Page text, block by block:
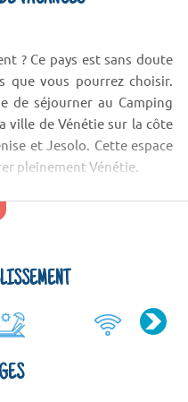
? Ce pays est sans doute
que vous pourrez choisir.
de séjourner au Camping
ville de Vénétie sur la côte
et Jesolo. Cette espace
pleinement Vénétie.